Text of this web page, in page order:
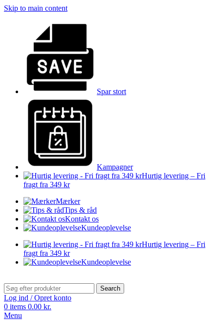
Skip to main content
Spar stort
Kampagner
Hurtig levering – Fri
fragt fra 349 kr
Mærker
Tips & råd
Kontakt os
Kundeoplevelse
Hurtig levering – Fri
fragt fra 349 kr
Kundeoplevelse
Search
Log ind / Opret konto
0 items 0.00 kr.
Menu